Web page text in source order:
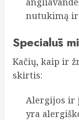
nutukimą ir
Specialūs
Kačių, kaip ir
skirtis:
Alergijos ir
yra